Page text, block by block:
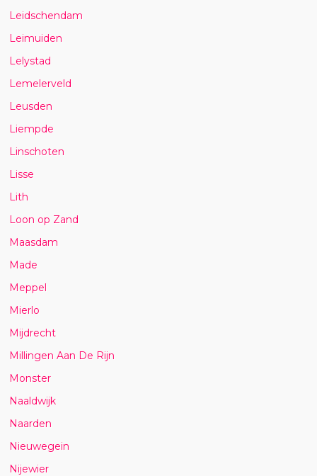
Leidschendam
Leimuiden
Lelystad
Lemelerveld
Leusden
Liempde
Linschoten
Lisse
Lith
Loon op Zand
Maasdam
Made
Meppel
Mierlo
Mijdrecht
Millingen Aan De Rijn
Monster
Naaldwijk
Naarden
Nieuwegein
Nijewier